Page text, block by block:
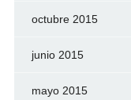
octubre 2015
junio 2015
mayo 2015